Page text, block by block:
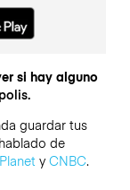
si hay alguno
guardar tus
de
y CNBC.